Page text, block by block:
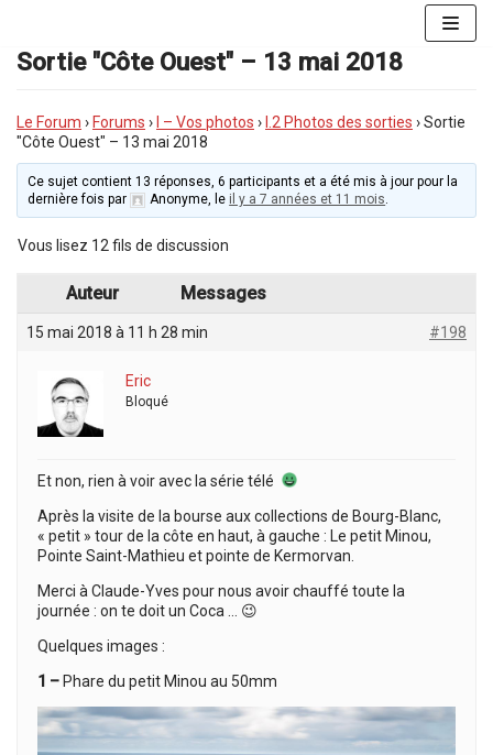
au
contenu
Sortie "Côte Ouest" – 13 mai 2018
Le Forum › Forums › I – Vos photos › I.2 Photos des sorties ›Sortie
"Côte Ouest" – 13 mai 2018
Ce sujet contient 13 réponses, 6 participants et a été mis à jour pour la
dernière fois par
Anonyme, le il y a 7 années et 11 mois.
Vous lisez 12 fils de discussion
Auteur Messages
15 mai 2018 à 11 h 28 min #198
Eric
Bloqué
Et non, rien à voir avec la série télé
Après la visite de la bourse aux collections de Bourg-Blanc,
« petit » tour de la côte en haut, à gauche : Le petit Minou,
Pointe Saint-Mathieu et pointe de Kermorvan.
Merci à Claude-Yves pour nous avoir chauffé toute la
journée : on te doit un Coca … 😉
Quelques images :
1 – Phare du petit Minou au 50mm